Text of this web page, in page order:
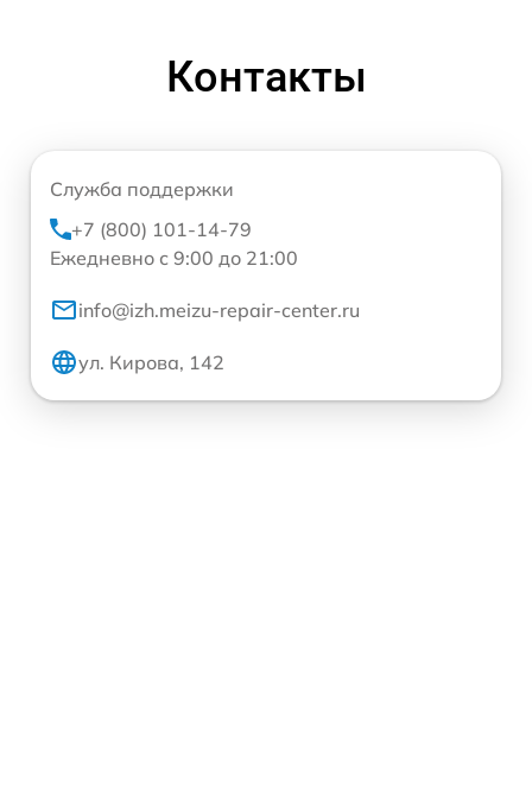
Контакты
Служба поддержки
+7 (800) 101-14-79
Ежедневно с 9:00 до 21:00
info@izh.meizu-repair-center.ru
ул. Кирова, 142